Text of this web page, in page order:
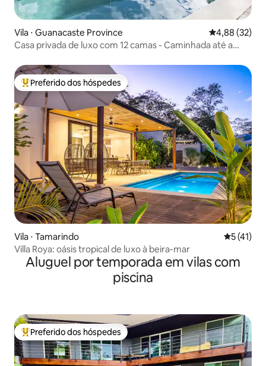
Vila ⋅ Guanacaste Province 4,88 de uma
4,88 (32)
Casa privada de luxo com 12 camas - Caminhada até a
Entre os melhores preferidos dos hóspedes
Preferido dos hóspedes
Vila ⋅ Tamarindo 5 de uma
5 (41)
Villa Roya: oásis tropical de luxo à beira-mar
Aluguel por temporada em vilas com
piscina
Entre os melhores preferidos dos hóspedes
Preferido dos hóspedes